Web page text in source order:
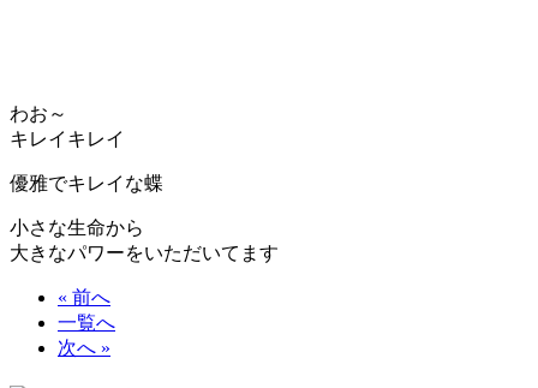
わお～
キレイキレイ
優雅でキレイな蝶
小さな生命から
大きなパワーをいただいてます
« 前へ
一覧へ
次へ »